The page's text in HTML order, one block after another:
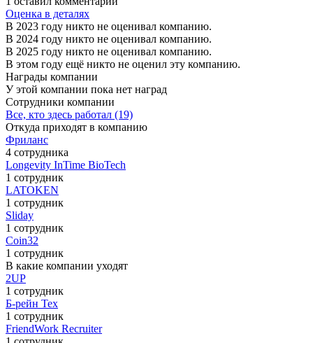
Оценка в деталях
В 2023 году никто не оценивал компанию.
В 2024 году никто не оценивал компанию.
В 2025 году никто не оценивал компанию.
В этом году ещё никто не оценил эту компанию.
Награды компании
У этой компании пока нет наград
Сотрудники компании
Все, кто здесь работал (19)
Откуда приходят в компанию
Фриланс
4 сотрудника
Longevity InTime BioTech
1 сотрудник
LATOKEN
1 сотрудник
Sliday
1 сотрудник
Coin32
1 сотрудник
В какие компании уходят
2UP
1 сотрудник
Б-рейн Тех
1 сотрудник
FriendWork Recruiter